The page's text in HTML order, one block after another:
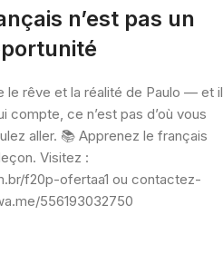
n’est pas un
le rêve et la réalité de Paulo — et il
compte, ce n’est pas d’où vous
aller. 📚 Apprenez le français
Visitez :
f20p-ofertaa1 ou contactez-
556193032750